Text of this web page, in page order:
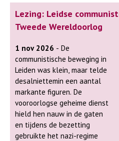
Lezing: Leidse
Tweede Wereldoorlog
1 nov 2026 - De
communistische beweging in
Leiden was klein, maar telde
desalniettemin een aantal
markante figuren. De
vooroorlogse geheime dienst
hield hen nauw in de gaten
en tijdens de bezetting
gebruikte het nazi-regime